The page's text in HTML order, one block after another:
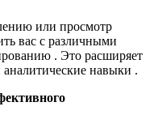
или просмотр
вас с различными
. Это расширяет
навыки .